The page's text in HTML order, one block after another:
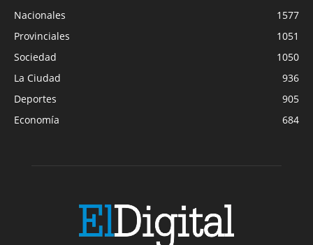
Nacionales
1577
Provinciales
1051
Sociedad
1050
La Ciudad
936
Deportes
905
Economía
684